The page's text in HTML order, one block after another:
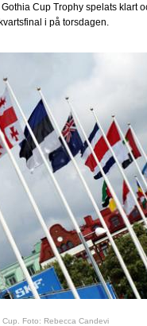
Cup Trophy spelats klart
i på torsdagen.
Foto: Rebecca Candevi